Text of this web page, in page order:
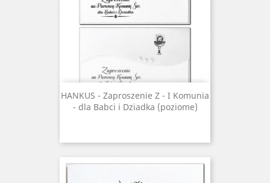
HANKUS - Zaproszenie Z - I Komunia
- dla Babci i Dziadka (poziome)